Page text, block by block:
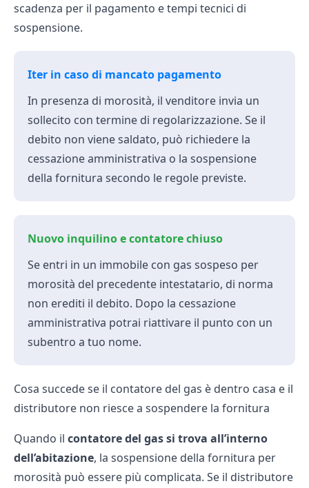
scadenza per il pagamento e tempi tecnici di
sospensione.
Iter in caso di mancato pagamento
In presenza di morosità, il venditore invia un
sollecito con termine di regolarizzazione. Se il
debito non viene saldato, può richiedere la
cessazione amministrativa o la sospensione
della fornitura secondo le regole previste.
Nuovo inquilino e contatore chiuso
Se entri in un immobile con gas sospeso per
morosità del precedente intestatario, di norma
non erediti il debito. Dopo la cessazione
amministrativa potrai riattivare il punto con un
subentro a tuo nome.
Cosa succede se il contatore del gas è dentro casa e il
distributore non riesce a sospendere la fornitura
Quando il contatore del gas si trova all’interno
dell’abitazione, la sospensione della fornitura per
morosità può essere più complicata. Se il distributore